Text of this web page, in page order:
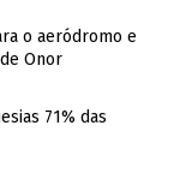
o aeródromo e
Onor
71% das